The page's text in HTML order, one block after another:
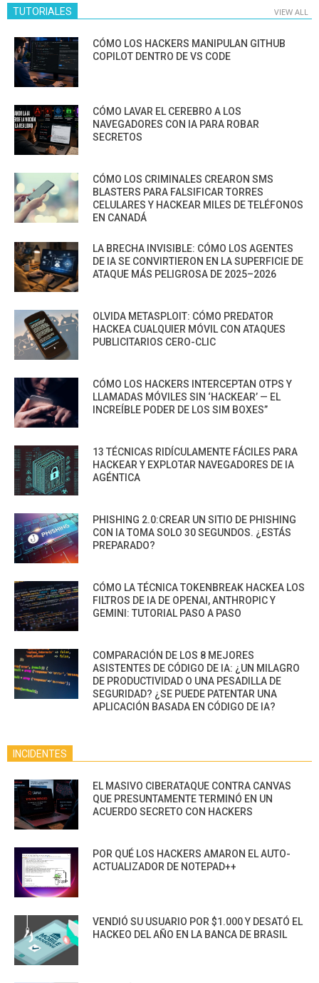
TUTORIALES VIEW ALL
CÓMO LOS HACKERS MANIPULAN GITHUB
COPILOT DENTRO DE VS CODE
CÓMO LAVAR EL CEREBRO A LOS
NAVEGADORES CON IA PARA ROBAR
SECRETOS
CÓMO LOS CRIMINALES CREARON SMS
BLASTERS PARA FALSIFICAR TORRES
CELULARES Y HACKEAR MILES DE TELÉFONOS
EN CANADÁ
LA BRECHA INVISIBLE: CÓMO LOS AGENTES
DE IA SE CONVIRTIERON EN LA SUPERFICIE DE
ATAQUE MÁS PELIGROSA DE 2025–2026
OLVIDA METASPLOIT: CÓMO PREDATOR
HACKEA CUALQUIER MÓVIL CON ATAQUES
PUBLICITARIOS CERO-CLIC
CÓMO LOS HACKERS INTERCEPTAN OTPS Y
LLAMADAS MÓVILES SIN ‘HACKEAR’ — EL
INCREÍBLE PODER DE LOS SIM BOXES”
13 TÉCNICAS RIDÍCULAMENTE FÁCILES PARA
HACKEAR Y EXPLOTAR NAVEGADORES DE IA
AGÉNTICA
PHISHING 2.0:CREAR UN SITIO DE PHISHING
CON IA TOMA SOLO 30 SEGUNDOS. ¿ESTÁS
PREPARADO?
CÓMO LA TÉCNICA TOKENBREAK HACKEA LOS
FILTROS DE IA DE OPENAI, ANTHROPIC Y
GEMINI: TUTORIAL PASO A PASO
COMPARACIÓN DE LOS 8 MEJORES
ASISTENTES DE CÓDIGO DE IA: ¿UN MILAGRO
DE PRODUCTIVIDAD O UNA PESADILLA DE
SEGURIDAD? ¿SE PUEDE PATENTAR UNA
APLICACIÓN BASADA EN CÓDIGO DE IA?
INCIDENTES
EL MASIVO CIBERATAQUE CONTRA CANVAS
QUE PRESUNTAMENTE TERMINÓ EN UN
ACUERDO SECRETO CON HACKERS
POR QUÉ LOS HACKERS AMARON EL AUTO-
ACTUALIZADOR DE NOTEPAD++
VENDIÓ SU USUARIO POR $1.000 Y DESATÓ EL
HACKEO DEL AÑO EN LA BANCA DE BRASIL